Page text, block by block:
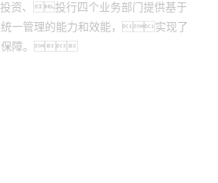
、投行四个业务部门提供基于
一管理的能力和效能，实现了
保障。